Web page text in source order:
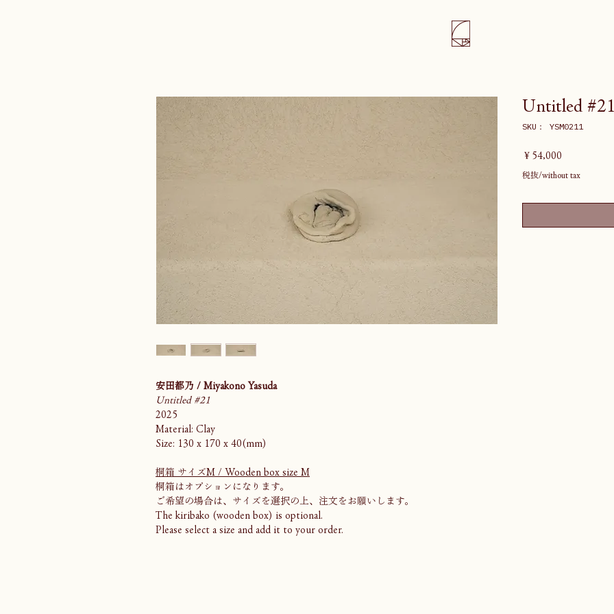
安田都乃 / Miyakono Yasuda
Untitled #21
2025
Material: Clay
Size: 130 x 170 x 40(mm)
桐箱 サイズM / Wooden box size M
桐箱はオプションになります。
ご希望の場合は、サイズを選択の上、注文をお願いします。
The kiribako (wooden box) is optional.
Please select a size and add it to your order.
Untitled #21
SKU： YSM0211
￥54,000
税抜/without tax